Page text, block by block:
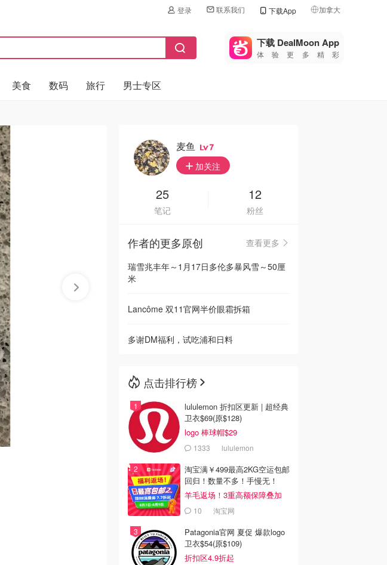
登录 联系我们 下载App 加拿大
🇺🇸
美国
🇨🇳中国
🇮🇹
🇦🇺
🇳🇿新西兰
下载 DealMoon App
体验更多精彩
美食 数码 旅行 男士专区
麦鱼 7
加关注
25
笔记
12
粉丝
作者的更多原创
查看更多
瑞雪兆丰年～1月17日多伦多暴风雪～50厘
米
Lancôme 双11官网半价眼霜拆箱
多谢DM福利，试吃浦和日料
点击排行榜
lululemon 折扣区更新 | 超经典
卫衣$69(原$128)
logo 棒球帽$29
1333 lululemon
淘宝满￥499最高2KG空运包邮
回归！数量不多！手慢无！
羊毛返场！3重高额保障叠加
10 淘宝网
Patagonia官网 夏促 爆款logo
卫衣$54(原$109)
折扣区4.9折起